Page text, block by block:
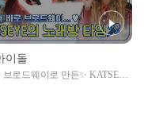
이돌
브로드웨이로 만든✨ KATSEYE